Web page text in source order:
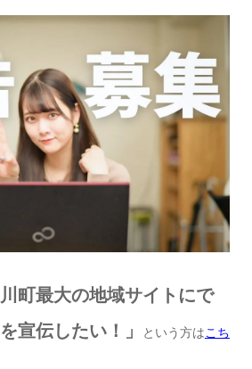
川町最大の地域サイトにで
宣伝したい！」
という方はこち